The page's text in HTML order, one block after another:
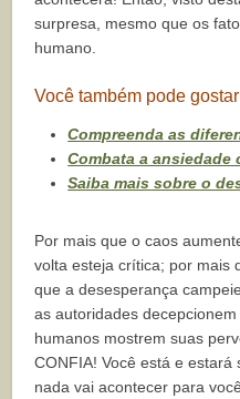
surpresa, mesmo que os
humano.
Você também pode gostar
Compreenda as
Combata a ansiedade
Saiba mais sobre o
Por mais que o caos
volta esteja crítica; por mais
que a desesperança
as autoridades
humanos mostrem suas
CONFIA! Você está e
nada vai acontecer para